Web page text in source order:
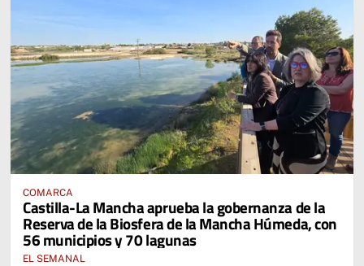
COMARCA
Castilla-La Mancha aprueba la gobernanza de la
Reserva de la Biosfera de la Mancha Húmeda, con
56 municipios y 70 lagunas
EL SEMANAL